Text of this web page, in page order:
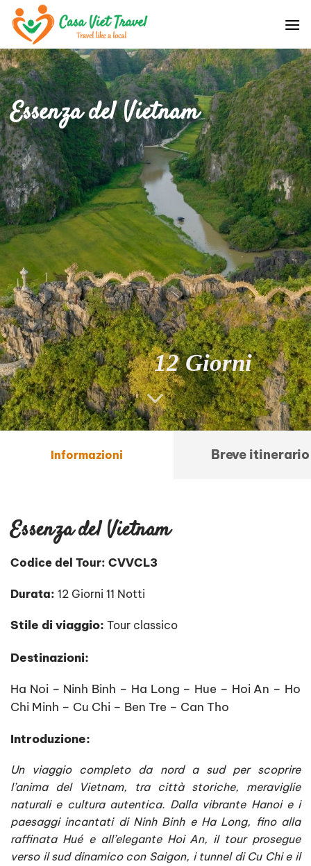
Skip
content
Essenza del Vietnam
12 Giorni
Informazioni Breve itinerario
Essenza del Vietnam
Codice del Tour: CVVCL3
Durata: 12 Giorni 11 Notti
Stile di viaggio: Tour classico
Destinazioni:
Ha Noi – Ninh Binh – Ha Long – Hue – Hoi An – Ho
Chi Minh – Cu Chi – Ben Tre – Can Tho
Introduzione:
Un viaggio completo da nord a sud per scoprire
l’anima del Vietnam, tra città storiche, meraviglie
naturali e cultura autentica. Dalla vibrante Hanoi e i
paesaggi incantati di Ninh Binh e Ha Long, fino alla
raffinata Hué e all’elegante Hoi An, il tour prosegue
verso il sud dinamico con Saigon, i tunnel di Cu Chi e il